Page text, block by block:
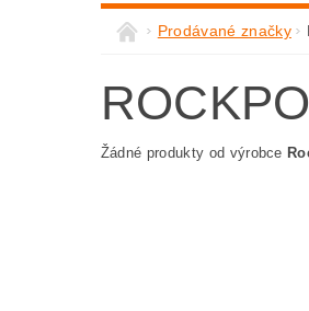
OBCHODNÍ PODMÍNKY
Prodávané značky
Žádné produkty od výrobce